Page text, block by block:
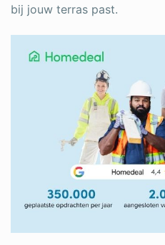
bij jouw terras past.